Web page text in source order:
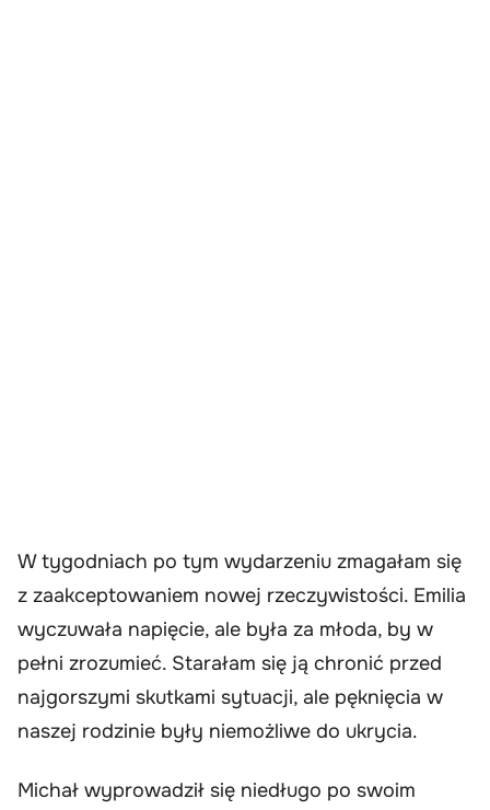
W tygodniach po tym wydarzeniu zmagałam się
z zaakceptowaniem nowej rzeczywistości. Emilia
wyczuwała napięcie, ale była za młoda, by w
pełni zrozumieć. Starałam się ją chronić przed
najgorszymi skutkami sytuacji, ale pęknięcia w
naszej rodzinie były niemożliwe do ukrycia.
Michał wyprowadził się niedługo po swoim